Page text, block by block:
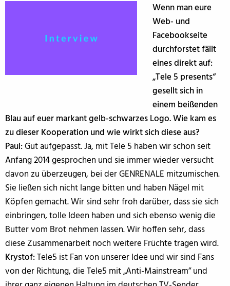
Wenn man eure
Web- und
Facebookseite
durchforstet fällt
eines direkt auf:
„Tele 5 presents“
gesellt sich in
einem beißenden
Blau auf euer markant gelb-schwarzes Logo. Wie kam es
zu dieser Kooperation und wie wirkt sich diese aus?
Paul:Gut aufgepasst. Ja, mit Tele 5 haben wir schon seit
Anfang 2014 gesprochen und sie immer wieder versucht
davon zu überzeugen, bei der GENRENALE mitzumischen.
Sie ließen sich nicht lange bitten und haben Nägel mit
Köpfen gemacht. Wir sind sehr froh darüber, dass sie sich
einbringen, tolle Ideen haben und sich ebenso wenig die
Butter vom Brot nehmen lassen. Wir hoffen sehr, dass
diese Zusammenarbeit noch weitere Früchte tragen wird.
Krystof:Tele5 ist Fan von unserer Idee und wir sind Fans
von der Richtung, die Tele5 mit „Anti-Mainstream” und